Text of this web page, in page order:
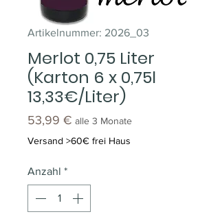
Artikelnummer: 2026_03
Merlot 0,75 Liter
(Karton 6 x 0,75l
13,33€/Liter)
53,99 € Preis
alle 3 Monate
Versand >60€ frei Haus
Anzahl *